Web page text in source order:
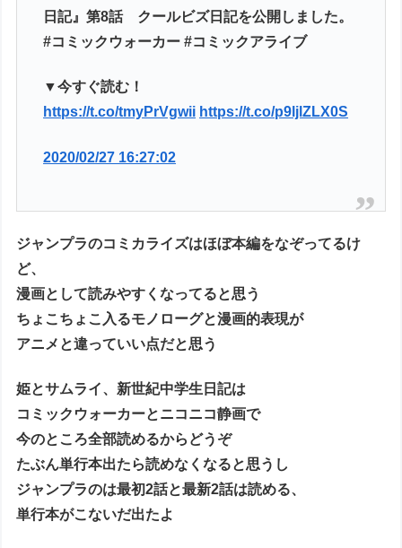
日記』第8話 クールビズ日記を公開しました。
#コミックウォーカー #コミックアライブ
▼今すぐ読む！
https://t.co/tmyPrVgwii https://t.co/p9ljlZLX0S
2020/02/27 16:27:02
ジャンプラのコミカライズはほぼ本編をなぞってるけ
ど、
漫画として読みやすくなってると思う
ちょこちょこ入るモノローグと漫画的表現が
アニメと違っていい点だと思う
姫とサムライ、新世紀中学生日記は
コミックウォーカーとニコニコ静画で
今のところ全部読めるからどうぞ
たぶん単行本出たら読めなくなると思うし
ジャンプラのは最初2話と最新2話は読める、
単行本がこないだ出たよ